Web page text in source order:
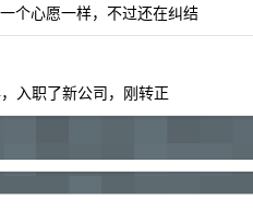
个心愿一样，不过还在纠结
入职了新公司，刚转正